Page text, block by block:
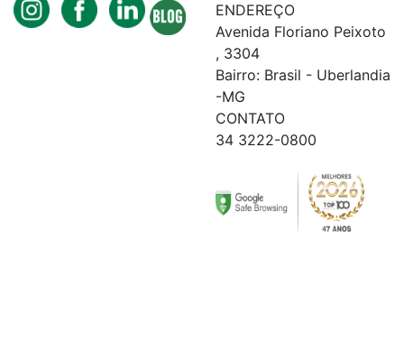
ENDEREÇO
Avenida Floriano Peixoto
, 3304
Bairro: Brasil - Uberlandia
-MG
CONTATO
34 3222-0800